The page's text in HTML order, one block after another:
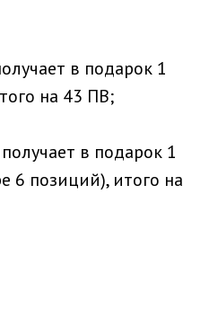
в подарок 1
на 43 ПВ;
в подарок 1
6 позиций), итого на